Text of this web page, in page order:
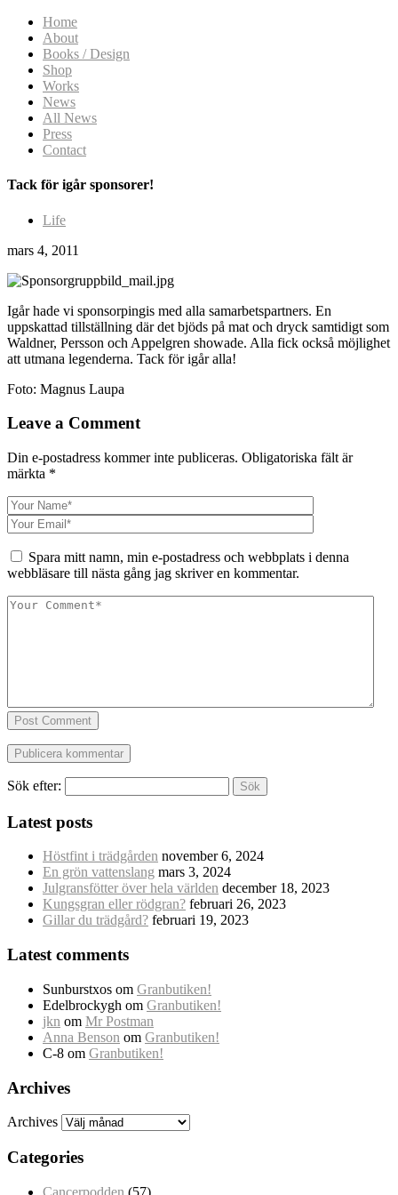
Home
About
Books / Design
Shop
Works
News
All News
Press
Contact
Tack för igår sponsorer!
Life
mars 4, 2011
Igår hade vi sponsorpingis med alla samarbetspartners. En
uppskattad tillställning där det bjöds på mat och dryck samtidigt som
Waldner, Persson och Appelgren showade. Alla fick också möjlighet
att utmana legenderna. Tack för igår alla!
Foto: Magnus Laupa
Leave a Comment
Din e-postadress kommer inte publiceras. Obligatoriska fält är
märkta *
Spara mitt namn, min e-postadress och webbplats i denna
webbläsare till nästa gång jag skriver en kommentar.
Post Comment
Sök efter:
Latest posts
Höstfint i trädgården november 6, 2024
En grön vattenslang mars 3, 2024
Julgransfötter över hela världen december 18, 2023
Kungsgran eller rödgran? februari 26, 2023
Gillar du trädgård? februari 19, 2023
Latest comments
Sunburstxos om Granbutiken!
Edelbrockygh om Granbutiken!
jkn om Mr Postman
Anna Benson om Granbutiken!
C-8 om Granbutiken!
Archives
Archives
Categories
Cancerpodden (57)